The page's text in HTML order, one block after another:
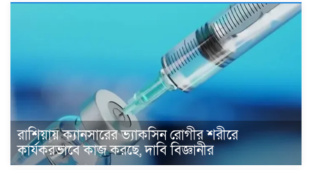
রাশিয়ায় ক্যানসারের ভ্যাকসিন রোগীর শরীরে
কার্যকরভাবে কাজ করছে, দাবি বিজ্ঞানীর